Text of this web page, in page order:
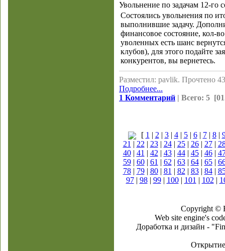
Увольнение по задачам 12-го
Состоялись увольнения по
выполнившие задачу.
финансовое состояние, кол-
уволенных есть шанс
клубов), для этого подайте
конкурентов, вы вернетесь.
Разместил: pavlik. Прочтено
Подробнее...
1 Комментарий | Всего: 5
[ 1 | 2 | 3| 4| 5| 6| 7| 8|
21 | 22 | 23| 24| 25| 26| 27|
40| 41 | 42 | 43| 44| 45| 46|
59| 60| 61 | 62 | 63| 64| 65|
78| 79| 80| 81 | 82 | 83| 84|
97| 98| 99| 100| 101 | 102 |
Copyright ©
Web site engine's
Доработка и дизайн -